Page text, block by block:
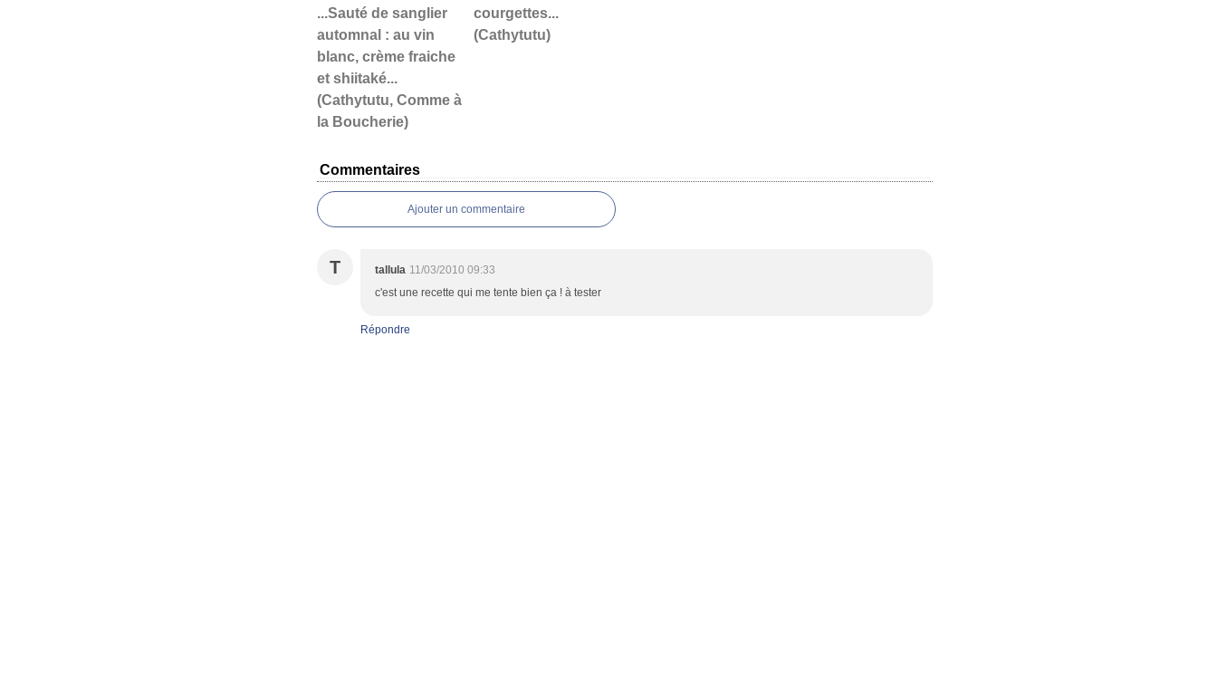
...Sauté de sanglier
automnal : au vin
blanc, crème fraiche
et shiitaké...
(Cathytutu, Comme à
la Boucherie)
courgettes...
(Cathytutu)
Commentaires
Ajouter un commentaire
T tallula 11/03/2010 09:33
c'est une recette qui me tente bien ça ! à tester
Répondre